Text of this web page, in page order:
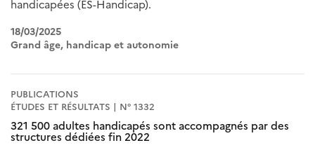
handicapées (ES-Handicap).
18/03/2025
Grand âge, handicap et autonomie
PUBLICATIONS
ÉTUDES ET RÉSULTATS | N° 1332
321 500 adultes handicapés sont accompagnés par des
structures dédiées fin 2022